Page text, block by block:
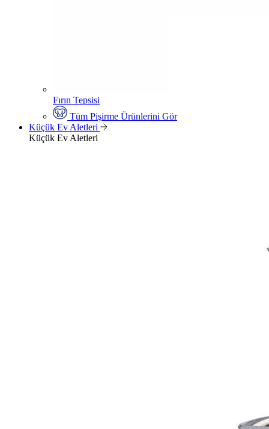
Fırın Tepsisi
Tüm Pişirme Ürünlerini Gör
Küçük Ev Aletleri
Küçük Ev Aletleri